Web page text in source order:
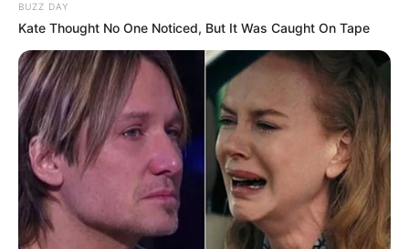
BUZZ DAY
Kate Thought No One Noticed, But It Was Caught On Tape